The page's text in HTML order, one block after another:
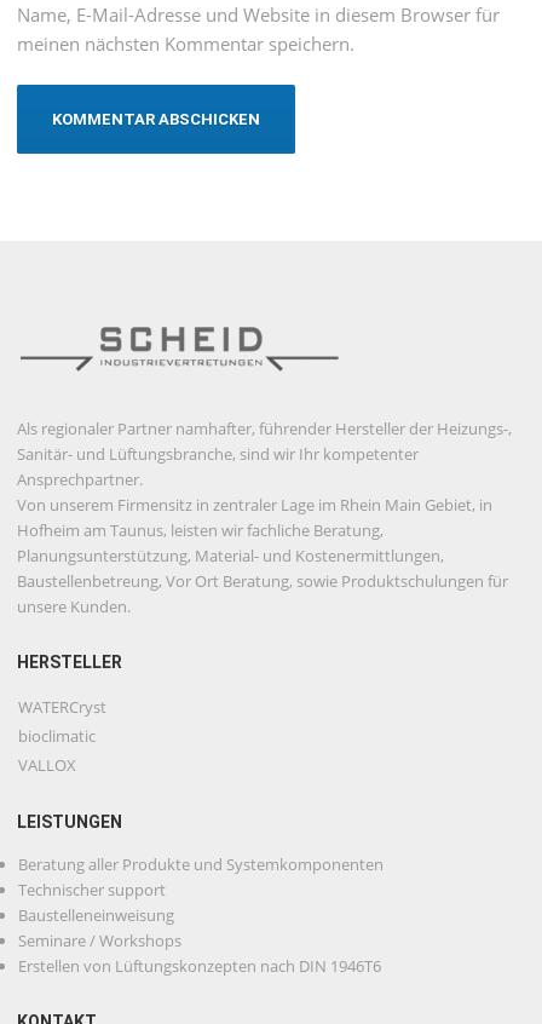
Name, E-Mail-Adresse und Website in diesem Browser für
meinen nächsten Kommentar speichern.
Als regionaler Partner namhafter, führender Hersteller der Heizungs-,
Sanitär- und Lüftungsbranche, sind wir Ihr kompetenter
Ansprechpartner.
Von unserem Firmensitz in zentraler Lage im Rhein Main Gebiet, in
Hofheim am Taunus, leisten wir fachliche Beratung,
Planungsunterstützung, Material- und Kostenermittlungen,
Baustellenbetreung, Vor Ort Beratung, sowie Produktschulungen für
unsere Kunden.
HERSTELLER
WATERCryst
bioclimatic
VALLOX
LEISTUNGEN
Beratung aller Produkte und Systemkomponenten
Technischer support
Baustelleneinweisung
Seminare / Workshops
Erstellen von Lüftungskonzepten nach DIN 1946T6